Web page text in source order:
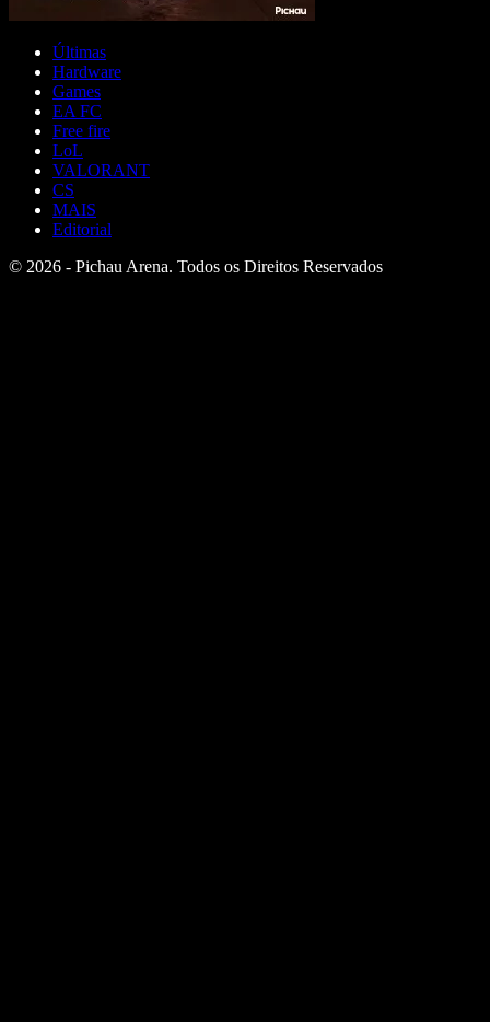
Últimas
Hardware
Games
EA FC
Free fire
LoL
VALORANT
CS
MAIS
Editorial
© 2026 - Pichau Arena. Todos os Direitos Reservados